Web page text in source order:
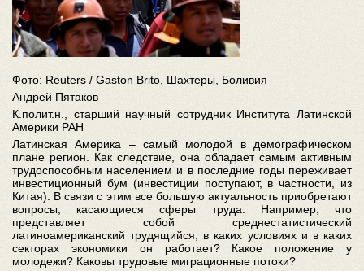
Фото: Reuters / Gaston Brito , Шахтеры, Боливия
Андрей Пятаков
К.полит.н., старший научный сотрудник Института Латинской
Америки РАН
Латинская Америка – самый молодой в демографическом
плане регион. Как следствие, она обладает самым активным
трудоспособным населением и в последние годы переживает
инвестиционный бум (инвестиции поступают, в частности, из
Китая). В связи с этим все большую актуальность приобретают
вопросы, касающиеся сферы труда. Например, что
представляет собой среднестатистический
латиноамериканский трудящийся, в каких условиях и в каких
секторах экономики он работает? Какое положение у
молодежи? Каковы трудовые миграционные потоки?